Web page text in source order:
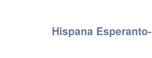
Hispana